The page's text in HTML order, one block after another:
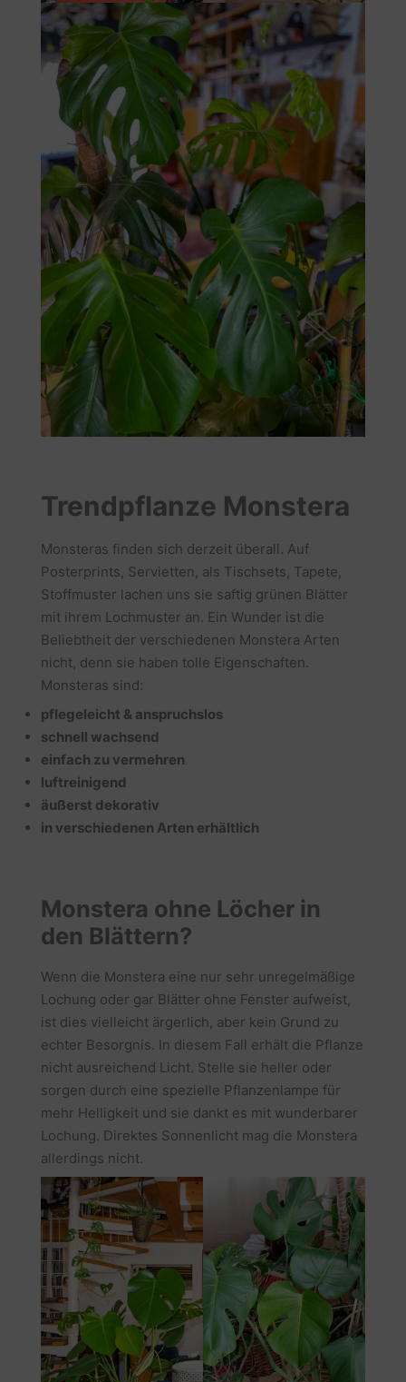
Trendpflanze Monstera
Monsteras finden sich derzeit überall. Auf
Posterprints, Servietten, als Tischsets, Tapete,
Stoffmuster lachen uns sie saftig grünen Blätter
mit ihrem Lochmuster an. Ein Wunder ist die
Beliebtheit der verschiedenen Monstera Arten
nicht, denn sie haben tolle Eigenschaften.
Monsteras sind:
pflegeleicht & anspruchslos
schnell wachsend
einfach zu vermehren
luftreinigend
äußerst dekorativ
in verschiedenen Arten erhältlich
Monstera ohne Löcher in
den Blättern?
Wenn die Monstera eine nur sehr unregelmäßige
Lochung oder gar Blätter ohne Fenster aufweist,
ist dies vielleicht ärgerlich, aber kein Grund zu
echter Besorgnis. In diesem Fall erhält die Pflanze
nicht ausreichend Licht. Stelle sie heller oder
sorgen durch eine spezielle Pflanzenlampe für
mehr Helligkeit und sie dankt es mit wunderbarer
Lochung. Direktes Sonnenlicht mag die Monstera
allerdings nicht.